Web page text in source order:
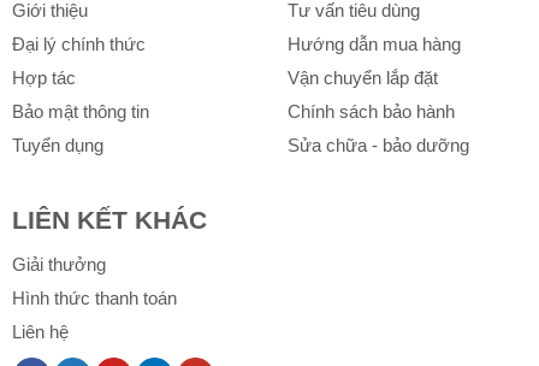
Giới thiệu
Đại lý chính thức
Hợp tác
Bảo mật thông tin
Tuyển dụng
Tư vấn tiêu dùng
Hướng dẫn mua hàng
Vận chuyển lắp đặt
Chính sách bảo hành
Sửa chữa - bảo dưỡng
LIÊN KẾT KHÁC
Giải thưởng
Hình thức thanh toán
Liên hệ